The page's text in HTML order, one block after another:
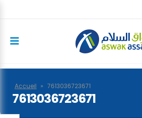
Accueil » 7613036723671
7613036723671